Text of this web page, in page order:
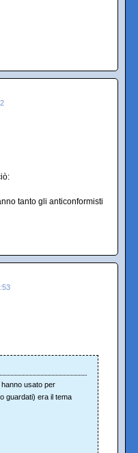
tanto gli anticonformisti
usato per
guardati) era il tema